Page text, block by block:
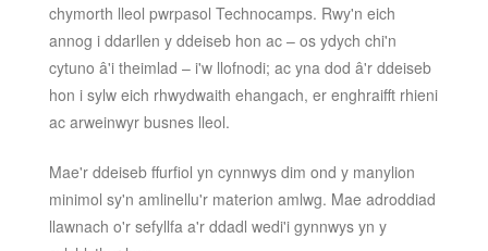
chymorth lleol pwrpasol Technocamps. Rwy'n eich
annog i ddarllen y ddeiseb hon ac – os ydych chi'n
cytuno â'i theimlad – i'w llofnodi; ac yna dod â'r ddeiseb
hon i sylw eich rhwydwaith ehangach, er enghraifft rhieni
ac arweinwyr busnes lleol.
Mae'r ddeiseb ffurfiol yn cynnwys dim ond y manylion
minimol sy'n amlinellu'r materion amlwg. Mae adroddiad
llawnach o'r sefyllfa a'r ddadl wedi'i gynnwys yn y